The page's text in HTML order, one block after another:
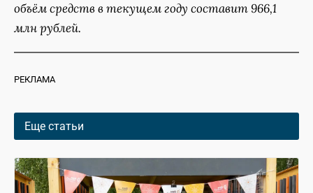
объём средств в текущем году составит 966,1
млн рублей.
РЕКЛАМА
Еще статьи